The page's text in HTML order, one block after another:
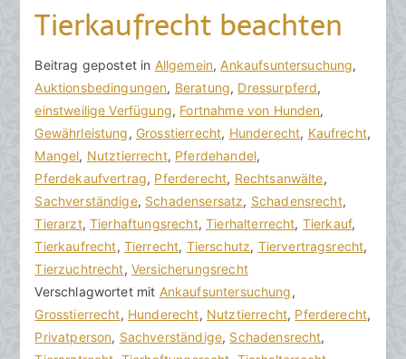
Tierkaufrecht beachten
V
o
n
h
o
r
a
k
R
e
c
h
t
B
e
i
t
r
a
g
v
e
r
ö
f
f
Beitrag gepostet in Allgemein, Ankaufsuntersuchung,
Auktionsbedingungen, Beratung, Dressurpferd,
einstweilige Verfügung, Fortnahme von Hunden,
Gewährleistung, Grosstierrecht, Hunderecht, Kaufrecht,
Mangel, Nutztierrecht, Pferdehandel,
Pferdekaufvertrag, Pferderecht, Rechtsanwälte,
Sachverständige, Schadensersatz, Schadensrecht,
Tierarzt,Tierhaftungsrecht,Tierhalterrecht, Tierkauf,
Tierkaufrecht, Tierrecht, Tierschutz, Tiervertragsrecht,
Tierzuchtrecht, Versicherungsrecht
Verschlagwortet mit Ankaufsuntersuchung,
Grosstierrecht, Hunderecht, Nutztierrecht, Pferderecht,
Privatperson, Sachverständige, Schadensrecht,
K
e
i
n
e
K
o
m
m
e
n
t
a